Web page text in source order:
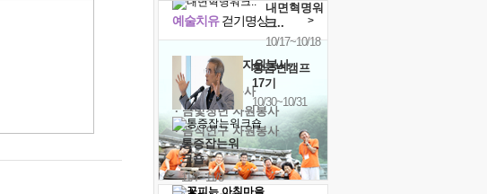
내면혁명워
크..
10/17~10/18
황금변캠프
17기
10/30~10/31
통증잡는워
크숍
11/7~11/8
예술치유걷기명상 >
'옹달샘의 꽃' 자원봉사
· 청년 자원봉사
· 금빛청년 자원봉사
· 음식연구 자원봉사